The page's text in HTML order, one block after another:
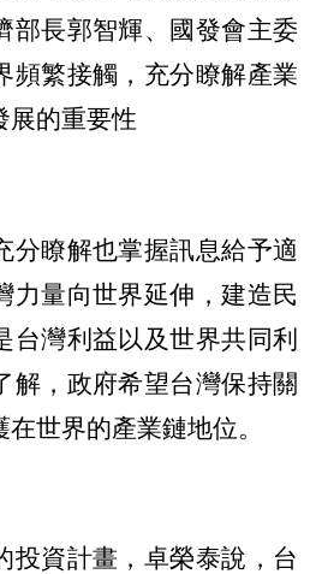
部長郭智輝、國發會主委
頻繁接觸，充分瞭解產業
展的重要性
分瞭解也掌握訊息給予適
力量向世界延伸，建造民
台灣利益以及世界共同利
解，政府希望台灣保持關
世界的產業鏈地位。
投資計畫，卓榮泰說，台